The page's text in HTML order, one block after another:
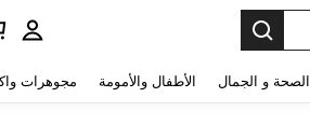
الصحة و الجمال الأطفال والأمومة مجوهرات